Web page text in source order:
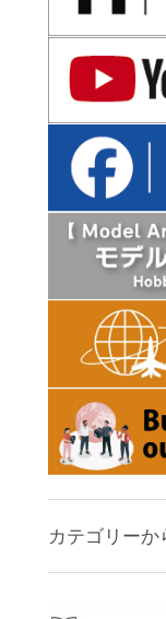
カテゴリーか